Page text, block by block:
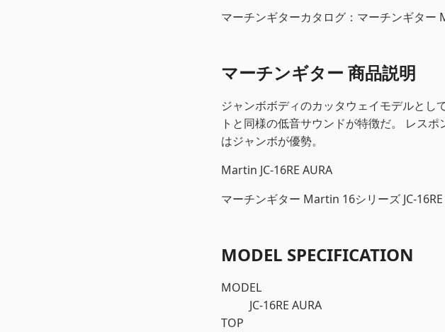
マーチンギターカタログ：マーチンギター
マーチンギター 商品説明
ジャンボボディのカッタウェイモデルとし
トと同様の低音サウンドが特徴だ。 レス
はジャンボが優勢。
Martin JC-16RE AURA
マーチンギター Martin 16シリーズ JC-16RE
MODEL SPECIFICATION
MODEL
JC-16RE AURA
TOP